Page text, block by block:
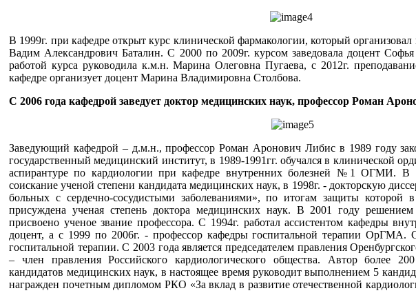
В 1999г. при кафедре открыт курс клинической фармакологии, который организовал
Вадим Александрович Баталин. С 2000 по 2009г. курсом заведовала доцент
работой курса руководила к.м.н. Марина Олеговна Пугаева, с 2012г.
кафедре организует доцент Марина Владимировна Столбова.
С 2006 года кафедрой заведует доктор медицинских наук, профессор Роман
Заведующий кафедрой – д.м.н., профессор Роман Аронович Либис в 1989 году
государственный медицинский институт, в 1989-1991гг. обучался в клинической
аспирантуре по кардиологии при кафедре внутренних болезней №1 ОГМИ. В
соискание ученой степени кандидата медицинских наук, в 1998г. - докторскую
больных с сердечно-сосудистыми заболеваниями», по итогам защиты
присуждена ученая степень доктора медицинских наук. В 2001 году
присвоено ученое звание профессора. С 1994г. работал ассистентом кафедры
доцент, а с 1999 по 2006г. - профессор кафедры госпитальной терапии ОрГМА.
госпитальной терапии. С 2003 года является председателем правления
– член правления Российского кардиологического общества. Автор более
кандидатов медицинских наук, в настоящее время руководит выполнением 5
награжден почетным дипломом РКО «За вклад в развитие отечественной